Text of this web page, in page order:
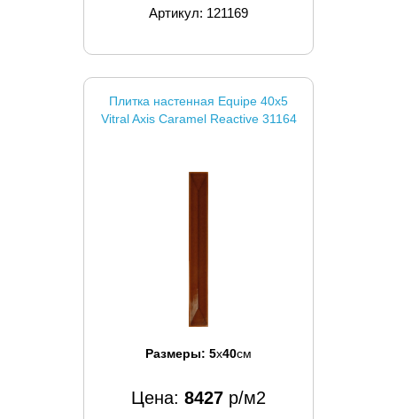
Артикул: 121169
Плитка настенная Equipe 40x5
Vitral Axis Caramel Reactive 31164
Размеры: 5x40см
Цена: 8427 р/м2